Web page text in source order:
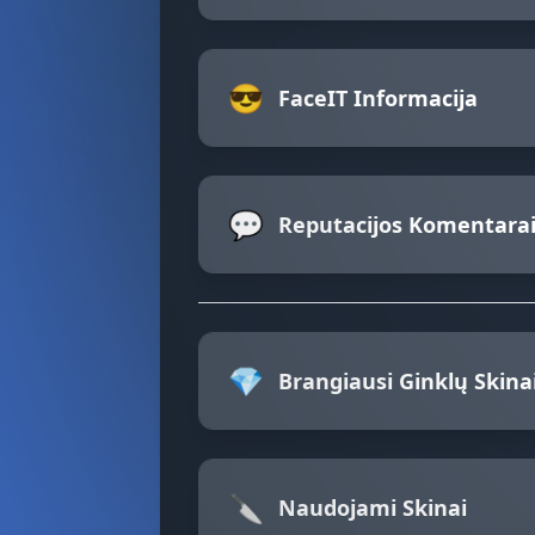
😎 FaceIT Informacija
💬 Reputacijos
💎 Brangiausi Ginklų
🔪 Naudojami Skinai